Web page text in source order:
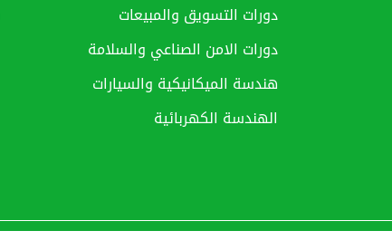
دورات التسويق والمبيعات
دورات الامن الصناعي والسلامة
هندسة الميكانيكية والسيارات
الهندسة الكهربائية